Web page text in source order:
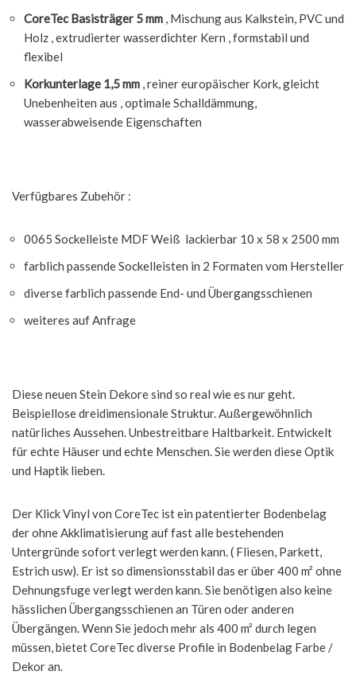
CoreTec Basisträger 5 mm , Mischung aus Kalkstein, PVC und
Holz , extrudierter wasserdichter Kern , formstabil und
flexibel
Korkunterlage 1,5 mm , reiner europäischer Kork, gleicht
Unebenheiten aus , optimale Schalldämmung,
wasserabweisende Eigenschaften
Verfügbares Zubehör :
0065 Sockelleiste MDF Weiß lackierbar 10 x 58 x 2500 mm
farblich passende Sockelleisten in 2 Formaten vom Hersteller
diverse farblich passende End- und Übergangsschienen
weiteres auf Anfrage
Diese neuen Stein Dekore sind so real wie es nur geht.
Beispiellose dreidimensionale Struktur. Außergewöhnlich
natürliches Aussehen. Unbestreitbare Haltbarkeit. Entwickelt
für echte Häuser und echte Menschen. Sie werden diese Optik
und Haptik lieben.
Der Klick Vinyl von CoreTec ist ein patentierter Bodenbelag
der ohne Akklimatisierung auf fast alle bestehenden
Untergründe sofort verlegt werden kann. ( Fliesen, Parkett,
Estrich usw). Er ist so dimensionsstabil das er über 400 m² ohne
Dehnungsfuge verlegt werden kann. Sie benötigen also keine
hässlichen Übergangsschienen an Türen oder anderen
Übergängen. Wenn Sie jedoch mehr als 400 m² durch legen
müssen, bietet CoreTec diverse Profile in Bodenbelag Farbe /
Dekor an.